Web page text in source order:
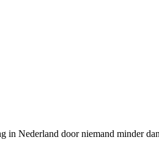
in Nederland door niemand minder